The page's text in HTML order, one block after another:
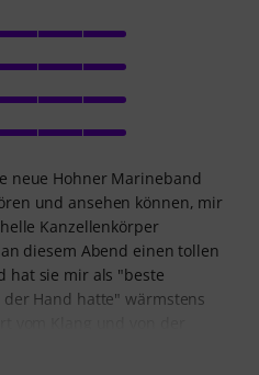
neue Hohner Marineband
und ansehen können, mir
Kanzellenkörper
diesem Abend einen tollen
hat sie mir als "beste
Hand hatte" wärmstens